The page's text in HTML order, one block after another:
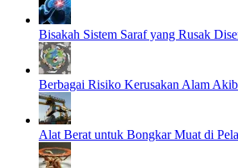
Bisakah Sistem Saraf yang Rusak
Berbagai Risiko Kerusakan Alam
Alat Berat untuk Bongkar Muat di